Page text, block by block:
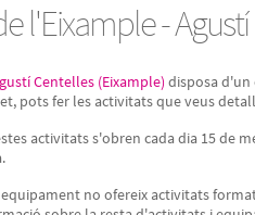
l'Eixample -
Centelles (Eixample) disposa d'un
pots fer les activitats que veus
activitats s'obren cada dia 15 de
no ofereix activitats